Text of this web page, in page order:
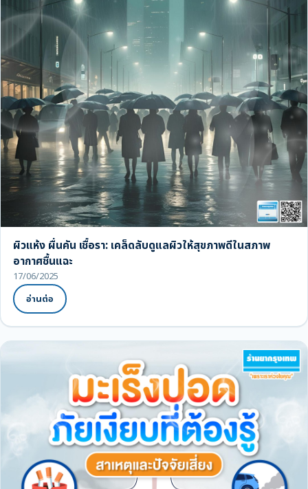
ผิวแห้ง ผื่นคัน เชื้อรา: เคล็ดลับดูแลผิวให้สุขภาพดีในสภาพ
อากาศชื้นแฉะ
17/06/2025
อ่านต่อ